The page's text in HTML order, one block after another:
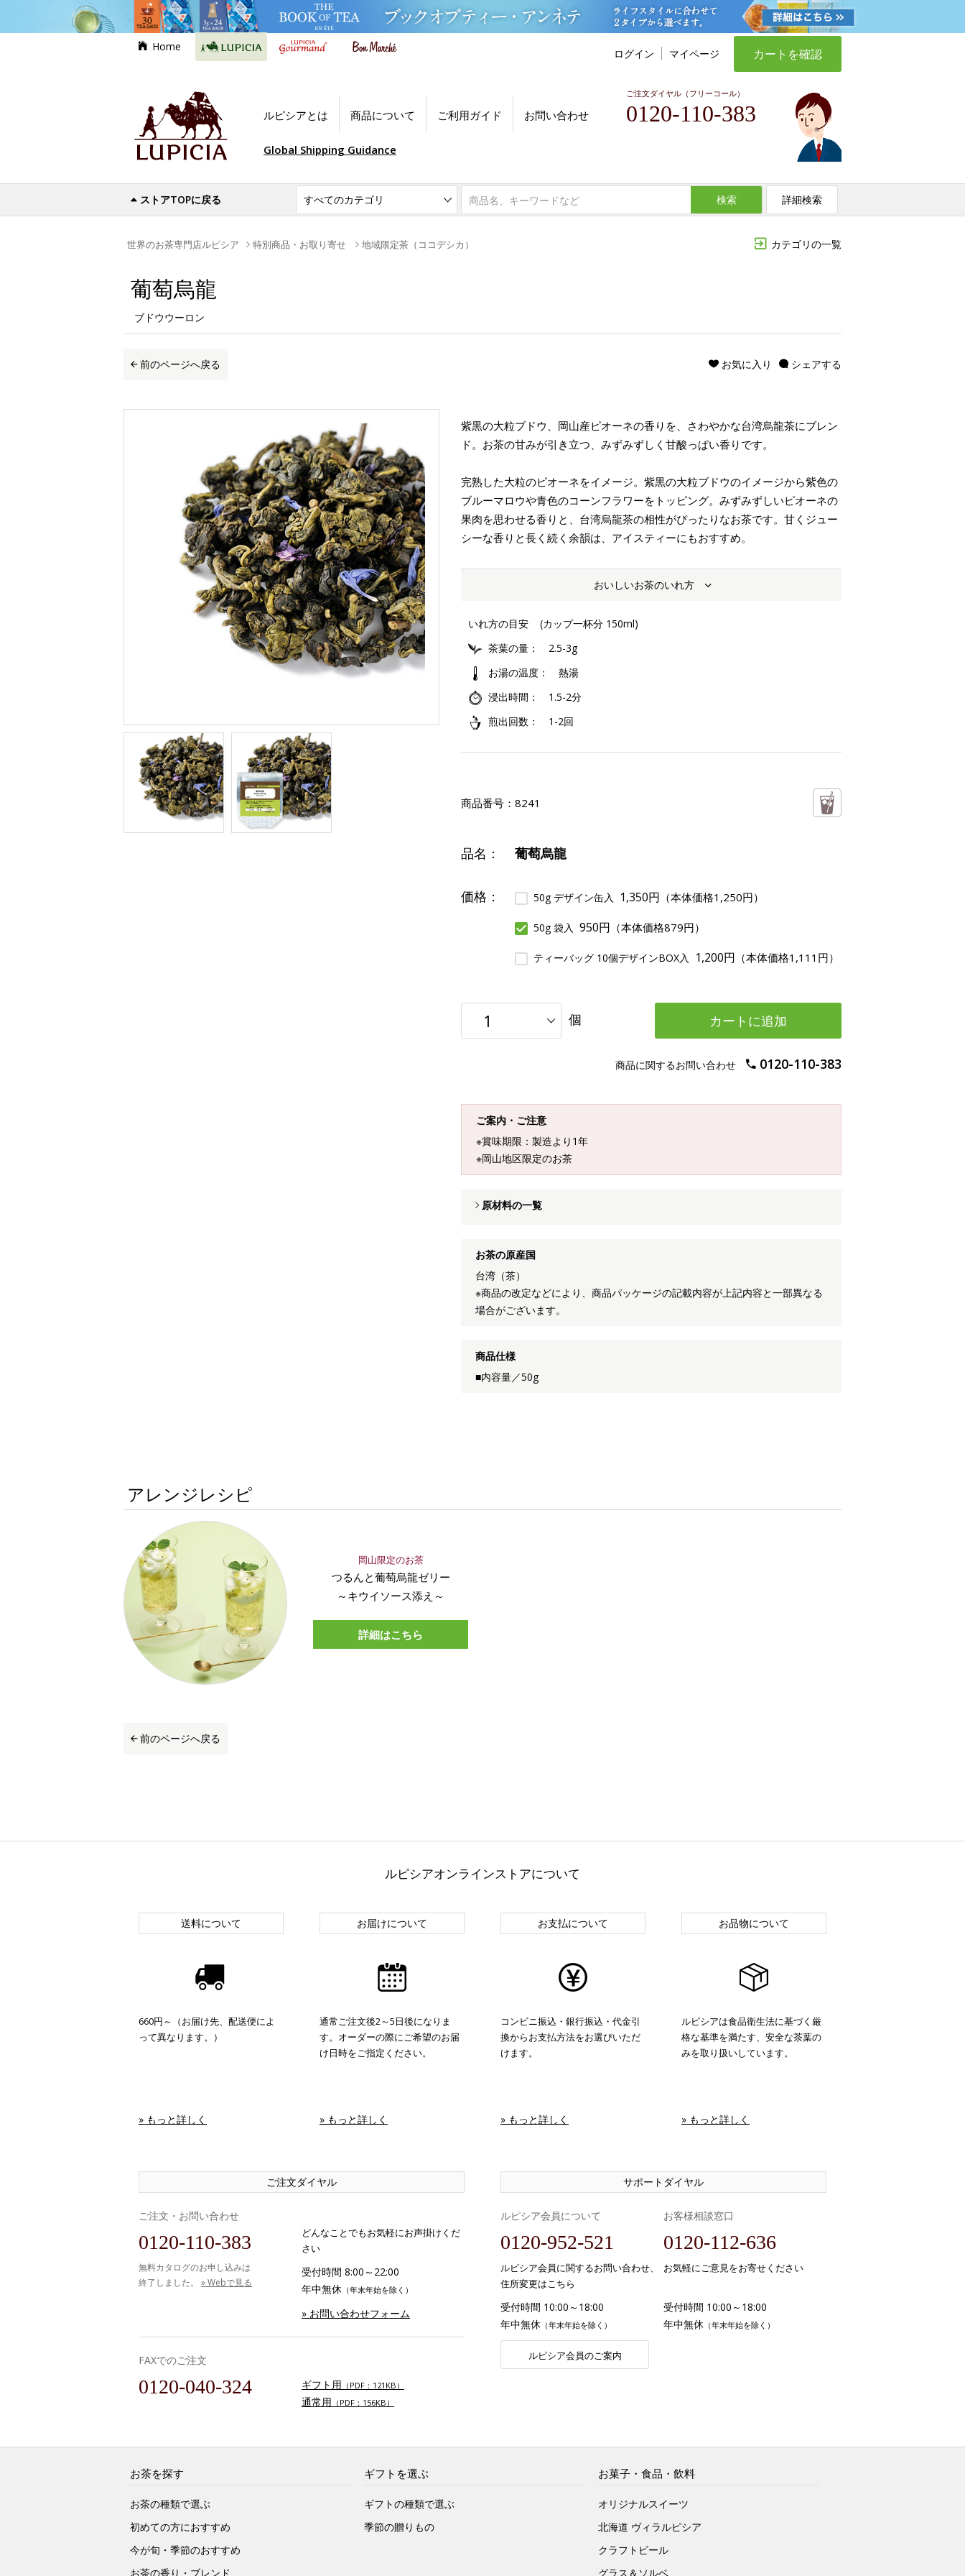
Home
ログイン マイページ カートを確認
ルピシアとは 商品について ご利用ガイド お問い合わせ
ご注文ダイヤル（フリーコール）
0120-110-383
Global Shipping Guidance
ストアTOPに戻る 検索 詳細検索
カテゴリの一覧
世界のお茶専門店ルピシア 特別商品・お取り寄せ 地域限定茶（ココデシカ）
葡萄烏龍
ブドウウーロン
前のページへ戻る シェアする
お気に入り
紫黒の大粒ブドウ、岡山産ピオーネの香りを、さわやかな台湾烏龍茶にブレン
ド。お茶の甘みが引き立つ、みずみずしく甘酸っぱい香りです。
完熟した大粒のピオーネをイメージ。紫黒の大粒ブドウのイメージから紫色の
ブルーマロウや青色のコーンフラワーをトッピング。みずみずしいピオーネの
果肉を思わせる香りと、台湾烏龍茶の相性がぴったりなお茶です。甘くジュー
シーな香りと長く続く余韻は、アイスティーにもおすすめ。
おいしいお茶のいれ方
いれ方の目安
(カップ一杯分 150ml)
茶葉の量
2.5-3g
お湯の温度
熱湯
浸出時間
1.5-2分
煎出回数
1-2回
商品番号： 8241
品名： 葡萄烏龍
価格： 50g デザイン缶入 1,350円 （本体価格1,250円）
50g 袋入 950円 （本体価格879円）
ティーバッグ 10個デザインBOX入 1,200円 （本体価格1,111円）
個 カートに追加
商品に関するお問い合わせ 0120-110-383
ご案内・ご注意
※賞味期限：製造より1年
※岡山地区限定のお茶
原材料の一覧
お茶の原産国
台湾（茶）
※商品の改定などにより、商品パッケージの記載内容が上記内容と一部異なる
場合がございます。
商品仕様
■内容量／50g
アレンジレシピ
岡山限定のお茶
つるんと葡萄烏龍ゼリー
～キウイソース添え～
詳細はこちら
前のページへ戻る
ルピシアオンラインストアについて
送料について
660円～（お届け先、配送便によ
って異なります。）
» もっと詳しく
お届けについて
通常ご注文後2～5日後になりま
す。オーダーの際にご希望のお届
け日時をご指定ください。
» もっと詳しく
お支払について
コンビニ振込・銀行振込・代金引
換からお支払方法をお選びいただ
けます。
» もっと詳しく
お品物について
ルピシアは食品衛生法に基づく厳
格な基準を満たす、安全な茶葉の
みを取り扱いしています。
» もっと詳しく
ご注文ダイヤル
ご注文・お問い合わせ
0120-110-383
無料カタログのお申し込みは
終了しました。 » Webで見る
どんなことでもお気軽にお声掛けくだ
さい
受付時間 8:00～22:00
年中無休 （年末年始を除く）
» お問い合わせフォーム
FAXでのご注文
0120-040-324 ギフト用 （PDF：121KB）
通常用 （PDF：156KB）
サポートダイヤル
ルピシア会員について
0120-952-521
ルピシア会員に関するお問い合わせ、
住所変更はこちら
受付時間 10:00～18:00
年中無休 （年末年始を除く）
ルピシア会員のご案内
お客様相談窓口
0120-112-636
お気軽にご意見をお寄せください
受付時間 10:00～18:00
年中無休 （年末年始を除く）
お茶を探す
お茶の種類で選ぶ
初めての方におすすめ
今が旬・季節のおすすめ
お茶の香り・ブレンド
ギフトを選ぶ
ギフトの種類で選ぶ
季節の贈りもの
お菓子・食品・飲料
オリジナルスイーツ
北海道 ヴィラルピシア
クラフトビール
グラス＆ソルベ